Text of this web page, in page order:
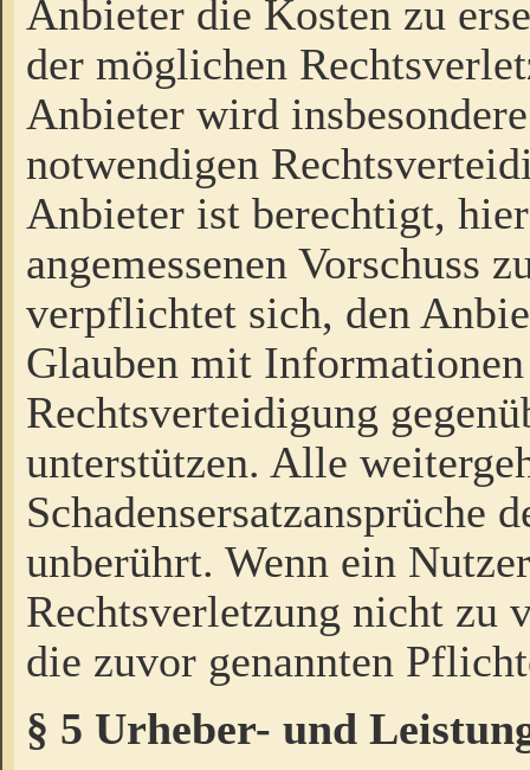
Anbieter die Kosten zu
der möglichen
Anbieter wird
notwendigen
Anbieter ist berechtigt,
angemessenen Vorschuss
verpflichtet sich, den
Glauben mit
Rechtsverteidigung
unterstützen. Alle
Schadensersatzansprüche
unberührt. Wenn ein
Rechtsverletzung nicht zu
die zuvor genannten
§ 5 Urheber- und